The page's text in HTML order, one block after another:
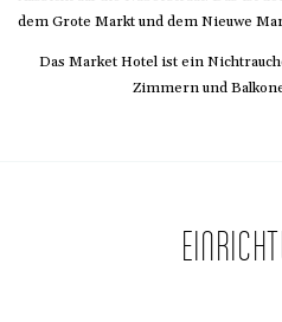
dem Grote Markt und dem Nieuwe
Das Market Hotel ist ein
Zimmern und